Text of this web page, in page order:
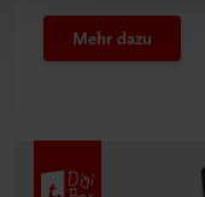
Mehr dazu